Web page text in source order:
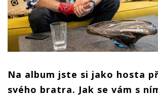
Na album jste si jako hosta
svého bratra. Jak se vám s